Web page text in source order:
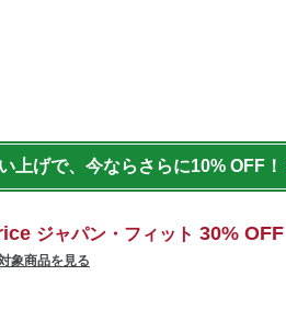
上げで、今ならさらに10% OFF！
ジャパン・フィット 30% OFF
象商品を見る